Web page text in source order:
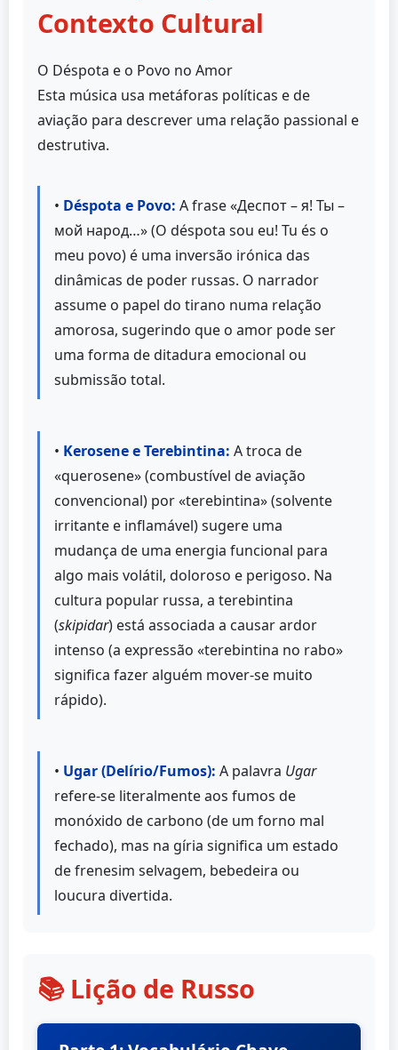
Contexto Cultural
O Déspota e o Povo no Amor
Esta música usa metáforas políticas e de
aviação para descrever uma relação passional e
destrutiva.
• Déspota e Povo: A frase «Деспот – я! Ты –
мой народ…» (O déspota sou eu! Tu és o
meu povo) é uma inversão irónica das
dinâmicas de poder russas. O narrador
assume o papel do tirano numa relação
amorosa, sugerindo que o amor pode ser
uma forma de ditadura emocional ou
submissão total.
• Kerosene e Terebintina: A troca de
«querosene» (combustível de aviação
convencional) por «terebintina» (solvente
irritante e inflamável) sugere uma
mudança de uma energia funcional para
algo mais volátil, doloroso e perigoso. Na
cultura popular russa, a terebintina
(skipidar) está associada a causar ardor
intenso (a expressão «terebintina no rabo»
significa fazer alguém mover-se muito
rápido).
• Ugar (Delírio/Fumos): A palavra Ugar
refere-se literalmente aos fumos de
monóxido de carbono (de um forno mal
fechado), mas na gíria significa um estado
de frenesim selvagem, bebedeira ou
loucura divertida.
📚 Lição de Russo